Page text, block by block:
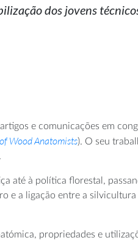
dos jovens
e comunicações em
Wood Anatomists). O seu
até à política florestal,
e a ligação entre a
propriedades e